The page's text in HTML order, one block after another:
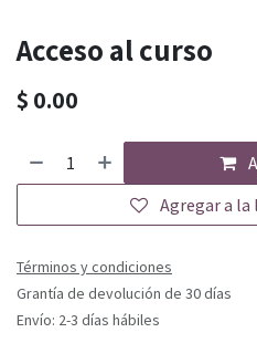
Acceso al curso
$ 0.00
Agregar a la
Términos y condiciones
Grantía de devolución de 30 días
Envío: 2-3 días hábiles